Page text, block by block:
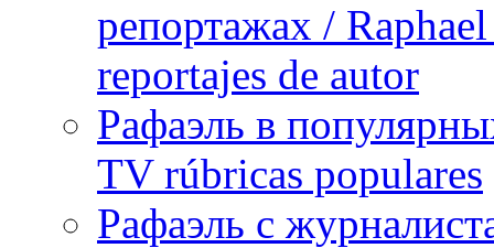
репортажах /
reportajes de autor
Рафаэль в
TV rúbricas populares
Рафаэль с